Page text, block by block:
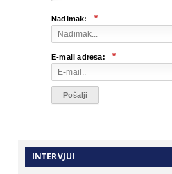
Nadimak: *
E-mail adresa: *
INTERVJUI